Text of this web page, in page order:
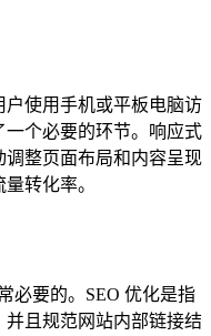
户使用手机或平板电脑访
个必要的环节。响应式
整页面布局和内容呈现
转化率。
必要的。SEO 优化是指
且规范网站内部链接结